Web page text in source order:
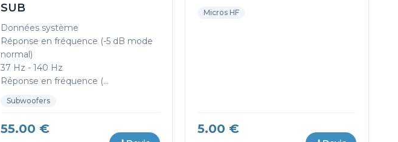
SUB
Données système
Réponse en fréquence (-5 dB mode
normal)
37 Hz - 140 Hz
Réponse en fréquence (...
Subwoofers
55.00 €
Micros HF
5.00 €